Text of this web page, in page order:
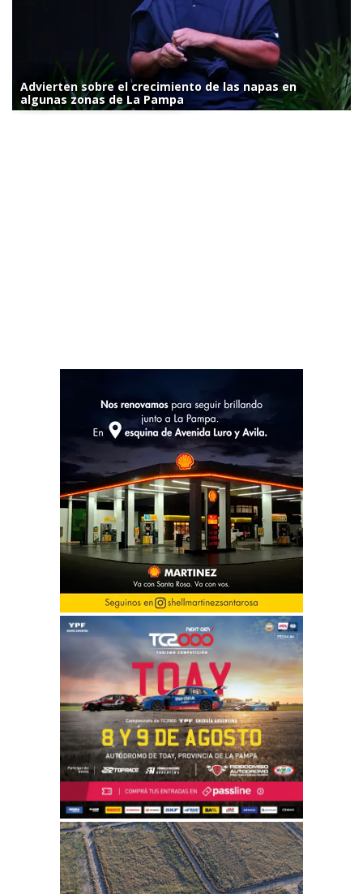
Advierten sobre el crecimiento de las napas en
algunas zonas de La Pampa